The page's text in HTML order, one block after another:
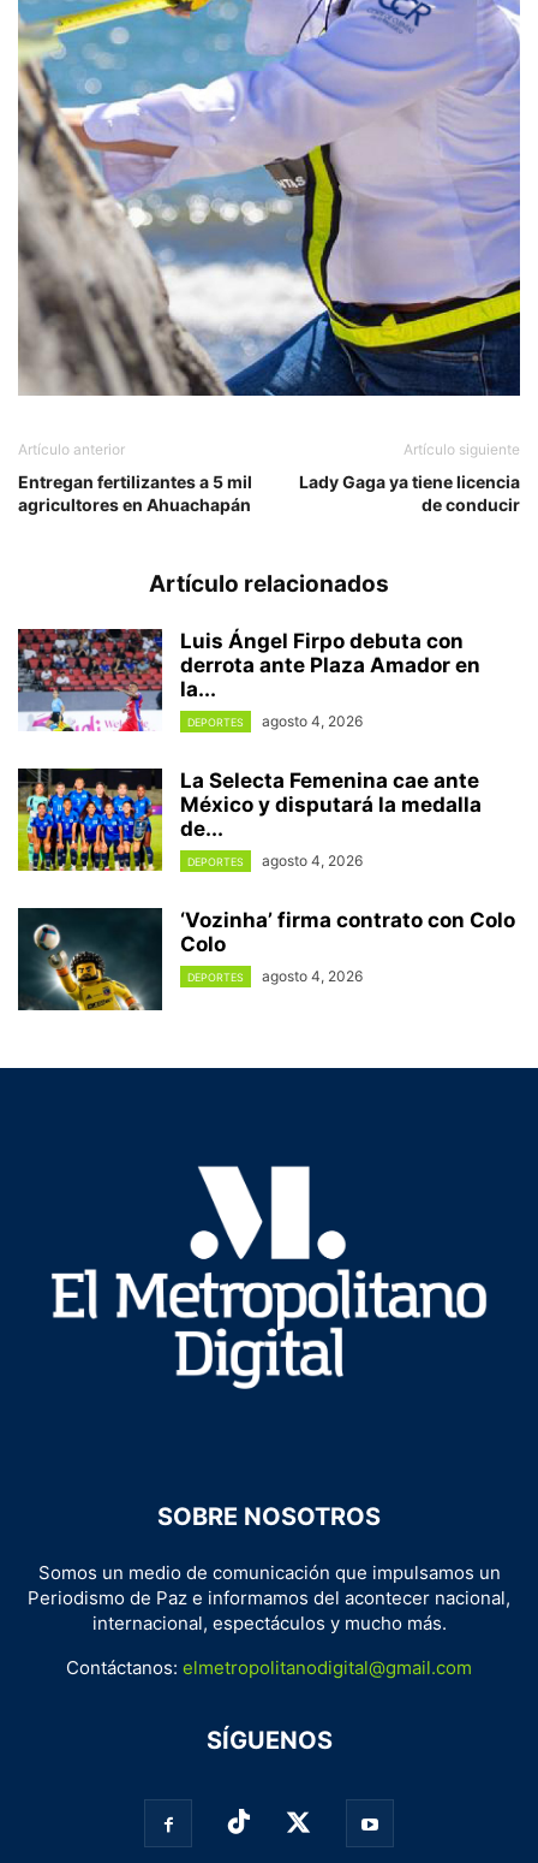
Artículo anterior
Entregan fertilizantes a 5 mil
agricultores en Ahuachapán
Artículo siguiente
Lady Gaga ya tiene licencia
de conducir
Artículo relacionados
Luis Ángel Firpo debuta con
derrota ante Plaza Amador en
la...
DEPORTES agosto 4, 2026
La Selecta Femenina cae ante
México y disputará la medalla
de...
DEPORTES agosto 4, 2026
‘Vozinha’ firma contrato con Colo
Colo
DEPORTES agosto 4, 2026
SOBRE NOSOTROS
Somos un medio de comunicación que impulsamos un
Periodismo de Paz e informamos del acontecer nacional,
internacional, espectáculos y mucho más.
Contáctanos: elmetropolitanodigital@gmail.com
SÍGUENOS